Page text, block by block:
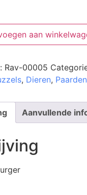
aan
Rav-00005
, Dieren, Paarden
Aanvullende